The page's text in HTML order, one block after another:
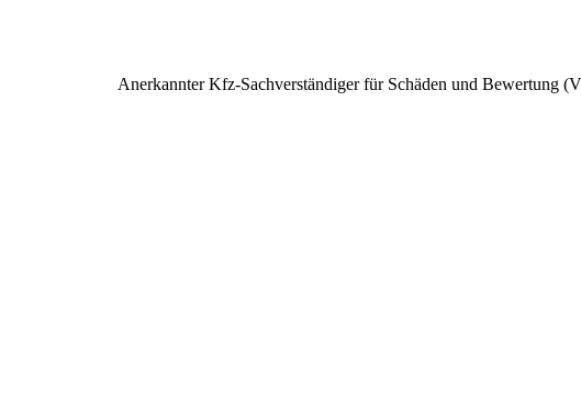
Anerkannter Kfz-Sachverständiger für Schäden und Bewertung